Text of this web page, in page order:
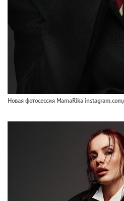
Новая фотосессия MamaRika